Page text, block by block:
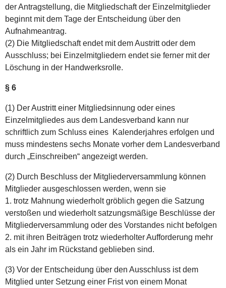
der Antragstellung, die Mitgliedschaft der Einzelmitglieder
beginnt mit dem Tage der Entscheidung über den
Aufnahmeantrag.
(2) Die Mitgliedschaft endet mit dem Austritt oder dem
Ausschluss; bei Einzelmitgliedern endet sie ferner mit der
Löschung in der Handwerksrolle.
§ 6
(1) Der Austritt einer Mitgliedsinnung oder eines
Einzelmitgliedes aus dem Landesverband kann nur
schriftlich zum Schluss eines Kalenderjahres erfolgen und
muss mindestens sechs Monate vorher dem Landesverband
durch „Einschreiben“ angezeigt werden.
(2) Durch Beschluss der Mitgliederversammlung können
Mitglieder ausgeschlossen werden, wenn sie
1. trotz Mahnung wiederholt gröblich gegen die Satzung
verstoßen und wiederholt satzungsmäßige Beschlüsse der
Mitgliederversammlung oder des Vorstandes nicht befolgen
2. mit ihren Beiträgen trotz wiederholter Aufforderung mehr
als ein Jahr im Rückstand geblieben sind.
(3) Vor der Entscheidung über den Ausschluss ist dem
Mitglied unter Setzung einer Frist von einem Monat